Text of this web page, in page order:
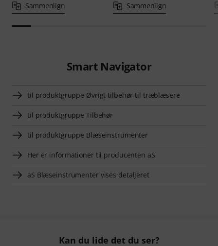
Sammenlign Sammenlign
Smart Navigator
til produktgruppe Øvrigt tilbehør til træblæsere
til produktgruppe Tilbehør
til produktgruppe Blæseinstrumenter
Her er informationer til producenten aS
aS Blæseinstrumenter vises detaljeret
Kan du lide det du ser?